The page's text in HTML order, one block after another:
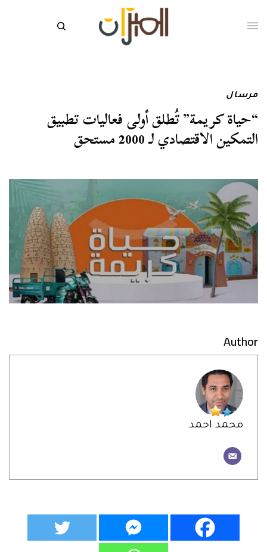
مرسال
“حياة كريمة” تُطلق أولى فعاليات تطبيق
التمكين الاقتصادي لـ 2000 مستحق
Author
محمد احمد